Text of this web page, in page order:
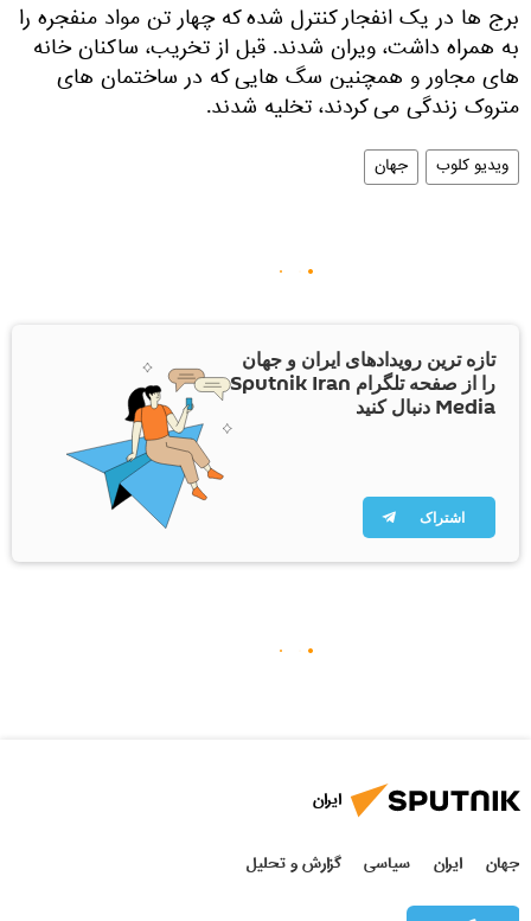
برج ها در یک انفجار کنترل شده که چهار تن مواد منفجره را
به همراه داشت، ویران شدند. قبل از تخریب، ساکنان خانه
های مجاور و همچنین سگ هایی که در ساختمان های
متروک زندگی می کردند، تخلیه شدند.
ویدیو کلوب جهان
تازه ترین رویدادهای ایران و جهان
را از صفحه تلگرام Sputnik Iran
Media دنبال کنید
اشتراک
ایران
جهان ایران سیاسی گزارش و تحلیل